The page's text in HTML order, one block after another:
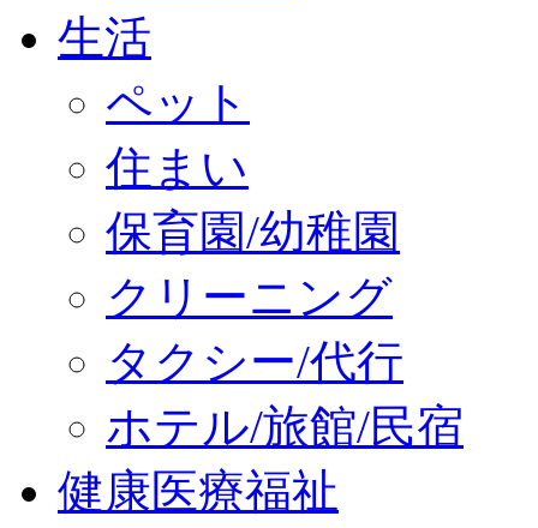
生活
ペット
住まい
保育園/幼稚園
クリーニング
タクシー/代行
ホテル/旅館/民宿
健康医療福祉